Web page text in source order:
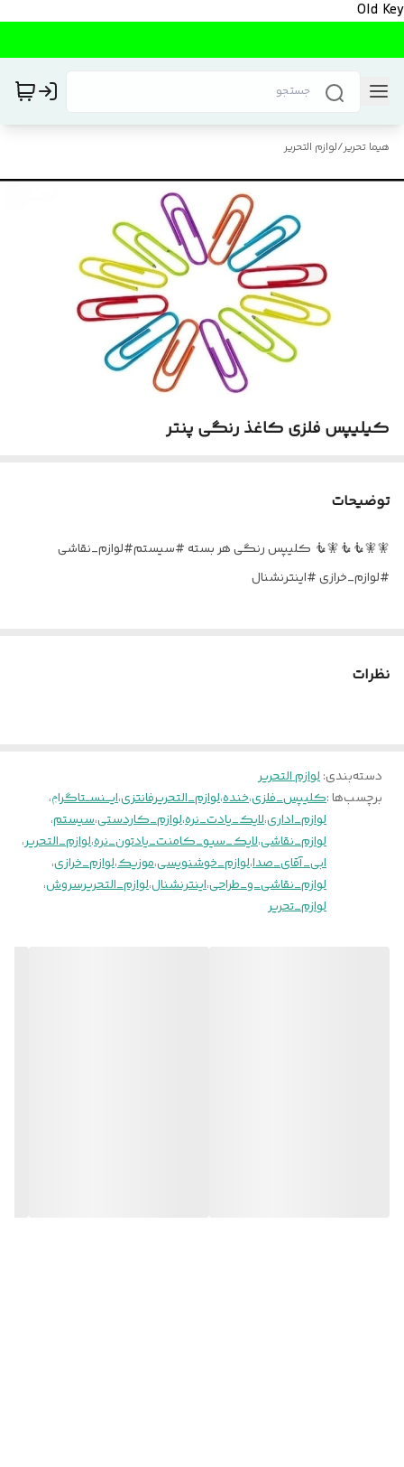
Old Key
هیما تحریر/لوازم التحریر
کیلیپس فلزی کاغذ رنگی پنتر
توضیحات
🧚‍🧚‍🧜‍🧜‍🧚‍🧜‍ کلیپس رنگی هر بسته #سیستم#لوازم_نقاشی
#لوازم_خرازی #اینترنشنال
نظرات
دسته‌بندی:لوازم التحریر
برچسب‌ها :کلیپس_فلزی،خنده،لوازم_التحریرفانتزی،ایـــنســتاگراݦ،
لوازم_اداری،لایک_یادت_نره،لوازم_کاردستی،سیستم،
لوازم_نقاشی،لایک_سیو_کامنت_یادتون_نره،لوازم_التحریر،
ابی_آقای_صدا،لوازم_خوشنویسی،موزیک،لوازم_خرازی،
لوازم_نقاشی_و_طراحی،اینترنشنال،لوازم_التحریرسروش،
لوازم_تحریر